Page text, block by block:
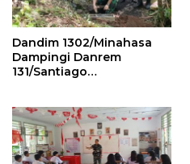
Dandim 1302/Minahasa
Dampingi Danrem
131/Santiago
III dan IV di Mitra